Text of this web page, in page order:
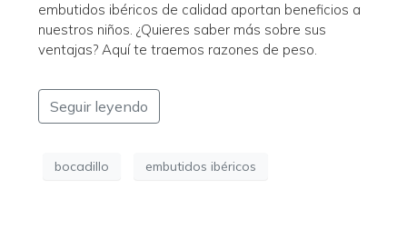
embutidos ibéricos de calidad aportan beneficios a
nuestros niños. ¿Quieres saber más sobre sus
ventajas? Aquí te traemos razones de peso.
Seguir leyendo
bocadillo embutidos ibéricos